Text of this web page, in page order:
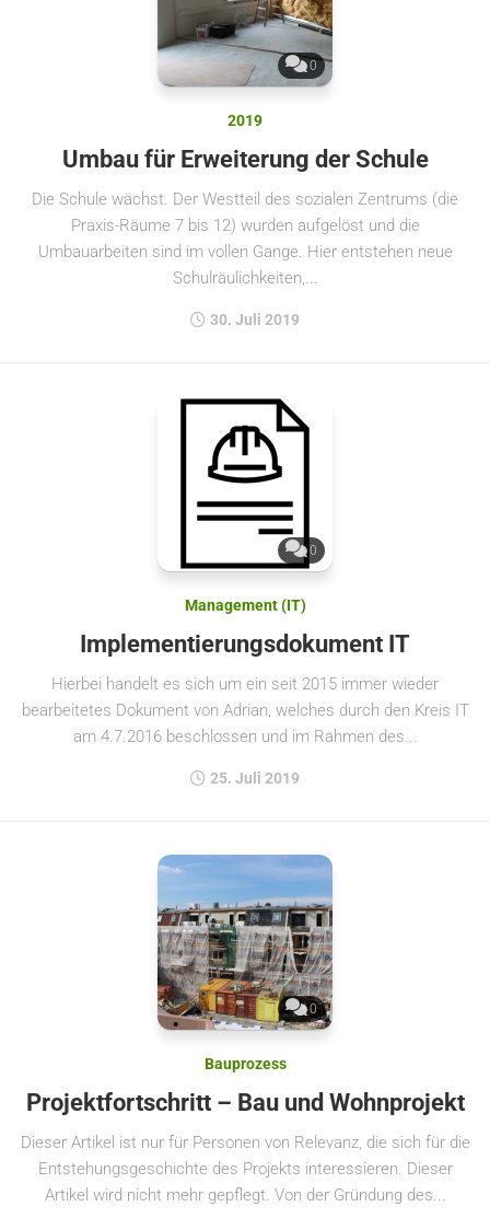
0
2019
Umbau für Erweiterung der Schule
Die Schule wächst. Der Westteil des sozialen Zentrums (die
Praxis-Räume 7 bis 12) wurden aufgelöst und die
Umbauarbeiten sind im vollen Gange. Hier entstehen neue
Schulräulichkeiten,...
30. Juli 2019
0
Management (IT)
Implementierungsdokument IT
Hierbei handelt es sich um ein seit 2015 immer wieder
bearbeitetes Dokument von Adrian, welches durch den Kreis IT
am 4.7.2016 beschlossen und im Rahmen des...
25. Juli 2019
0
Bauprozess
Projektfortschritt – Bau und Wohnprojekt
Dieser Artikel ist nur für Personen von Relevanz, die sich für die
Entstehungsgeschichte des Projekts interessieren. Dieser
Artikel wird nicht mehr gepflegt. Von der Gründung des...